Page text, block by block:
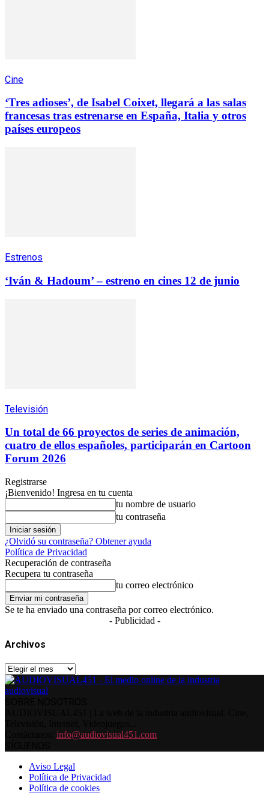
Cine
‘Tres adioses’, de Isabel Coixet, llegará a las salas
francesas tras estrenarse en España, Italia y otros
países europeos
Estrenos
‘Iván & Hadoum’ – estreno en cines 12 de junio
Televisión
Un total de 66 proyectos de series de animación,
cuatro de ellos españoles, participarán en Cartoon
Forum 2026
Registrarse
¡Bienvenido! Ingresa en tu cuenta
tu nombre de usuario
tu contraseña
¿Olvidó su contraseña? Obtener ayuda
Política de Privacidad
Recuperación de contraseña
Recupera tu contraseña
tu correo electrónico
Se te ha enviado una contraseña por correo electrónico.
- Publicidad -
Archivos
Archivos
info@audiovisual451.com
Aviso Legal
Política de Privacidad
Política de cookies